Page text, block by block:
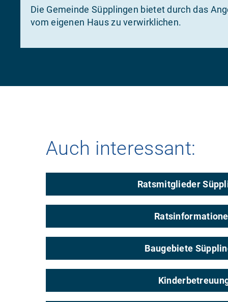
Die Gemeinde Süpplingen bietet durch das
vom eigenen Haus zu verwirklichen.
Auch interessant:
Ratsmitglieder
Baugebiete